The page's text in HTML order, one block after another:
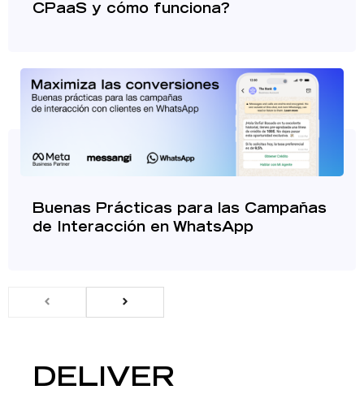
CPaaS y cómo funciona?
Buenas Prácticas para las Campañas
de Interacción en WhatsApp
DELIVER